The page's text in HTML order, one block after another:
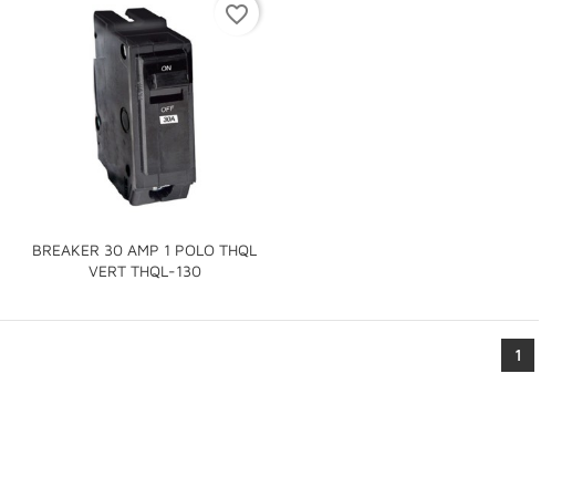
BREAKER 30 AMP 1 POLO THQL
VERT THQL-130

favorite_border
1